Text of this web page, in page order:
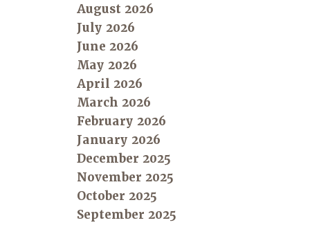
August 2026
July 2026
June 2026
May 2026
April 2026
March 2026
February 2026
January 2026
December 2025
November 2025
October 2025
September 2025